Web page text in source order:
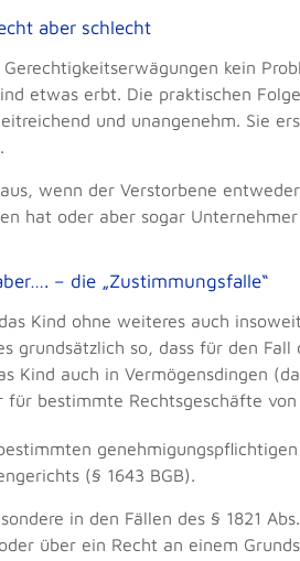
aber schlecht
kein
etwas erbt. Die praktischen
und unangenehm. Sie
wenn der Verstorbene
hat oder aber sogar
– die „Zustimmungsfalle“
Kind ohne weiteres auch
grundsätzlich so, dass für den Fall
Kind auch in Vermögensdingen
bestimmte Rechtsgeschäfte
(§ 1643 BGB).
in den Fällen des § 1821
über ein Recht an einem